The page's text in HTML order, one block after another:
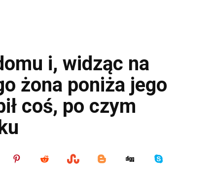
i, widząc na
żona poniża jego
coś, po czym